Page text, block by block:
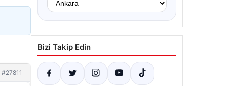
#27811
Bizi Takip Edin